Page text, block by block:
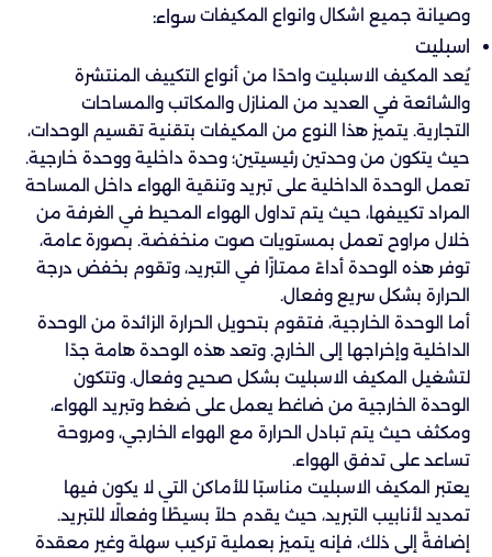
وصيانة جميع اشكال وانواع المكيفات سواء:
اسبليت
يُعد المكيف الاسبليت واحدًا من أنواع التكييف المنتشرة
والشائعة في العديد من المنازل والمكاتب والمساحات
التجارية. يتميز هذا النوع من المكيفات بتقنية تقسيم الوحدات،
حيث يتكون من وحدتين رئيسيتين؛ وحدة داخلية ووحدة خارجية.
تعمل الوحدة الداخلية على تبريد وتنقية الهواء داخل المساحة
المراد تكييفها، حيث يتم تداول الهواء المحيط في الغرفة من
خلال مراوح تعمل بمستويات صوت منخفضة. بصورة عامة،
توفر هذه الوحدة أداءً ممتازًا في التبريد، وتقوم بخفض درجة
الحرارة بشكل سريع وفعال.
أما الوحدة الخارجية، فتقوم بتحويل الحرارة الزائدة من الوحدة
الداخلية وإخراجها إلى الخارج. وتعد هذه الوحدة هامة جدًا
لتشغيل المكيف الاسبليت بشكل صحيح وفعال. وتتكون
الوحدة الخارجية من ضاغط يعمل على ضغط وتبريد الهواء،
ومكثف حيث يتم تبادل الحرارة مع الهواء الخارجي، ومروحة
تساعد على تدفق الهواء.
يعتبر المكيف الاسبليت مناسبًا للأماكن التي لا يكون فيها
تمديد لأنابيب التبريد، حيث يقدم حلاً بسيطًا وفعالًا للتبريد.
إضافةً إلى ذلك، فإنه يتميز بعملية تركيب سهلة وغير معقدة